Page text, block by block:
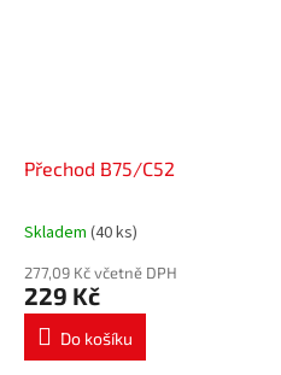
Přechod B75/C52
Průměrné
produktu
je
5,0
Skladem (40 ks)
277,09 Kč včetně DPH
229 Kč
Do košíku